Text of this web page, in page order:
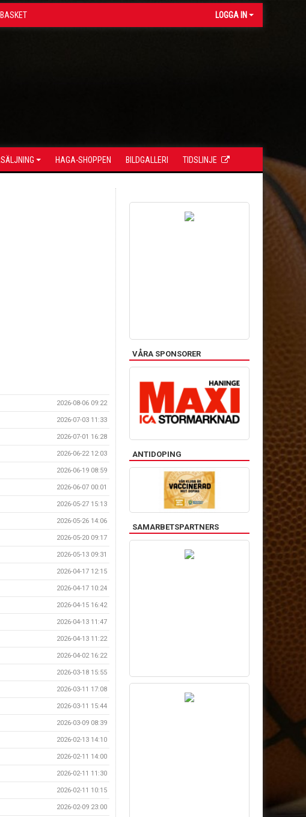
LOGGA IN
HAGA-SHOPPEN BILDGALLERI TIDSLINJE
2026-08-06 09:22
2026-07-03 11:33
2026-07-01 16:28
2026-06-22 12:03
2026-06-19 08:59
2026-06-07 00:01
2026-05-27 15:13
2026-05-26 14:06
2026-05-20 09:17
2026-05-13 09:31
2026-04-17 12:15
2026-04-17 10:24
2026-04-15 16:42
2026-04-13 11:47
2026-04-13 11:22
2026-04-02 16:22
2026-03-18 15:55
2026-03-11 17:08
2026-03-11 15:44
2026-03-09 08:39
2026-02-13 14:10
2026-02-11 14:00
2026-02-11 11:30
2026-02-11 10:15
2026-02-09 23:00
VÅRA SPONSORER
ANTIDOPING
SAMARBETSPARTNERS